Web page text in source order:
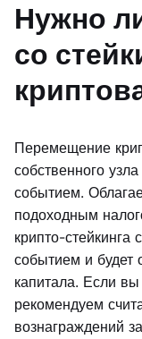
Нужно
со
Перемещение
собственного
событием.
подоходным
крипто-стейкинга
событием и будет
капитала. Если вы
рекомендуем
вознаграждений